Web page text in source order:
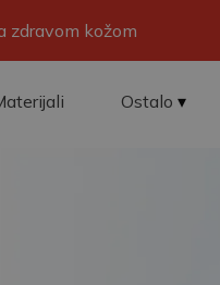
zdravom kožom
Ostalo